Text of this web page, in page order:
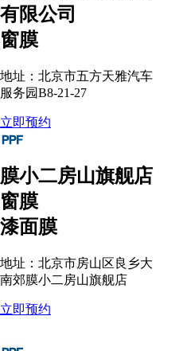
有限公司
窗膜
地址：北京市五方天雅汽车
服务园B8-21-27
立即预约
膜小二房山旗舰店
窗膜
漆面膜
地址：北京市房山区良乡大
南郊膜小二房山旗舰店
立即预约